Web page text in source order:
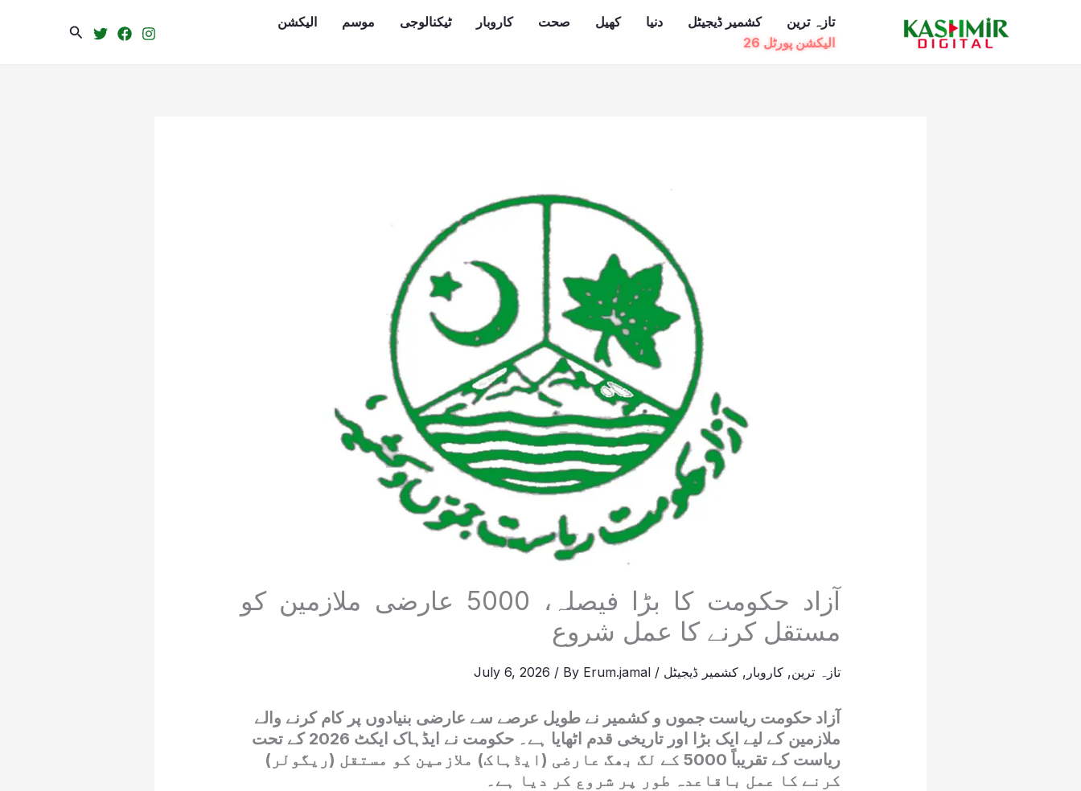
تازہ ترین کشمیر ڈیجیٹل دنیا کھیل صحت کاروبار ٹیکنالوجی موسم
الیکشن
الیکشن پورٹل 26
Search
آزاد حکومت کا بڑا فیصلہ، 5000 عارضی ملازمین کو
مستقل کرنے کا عمل شروع
تازہ ترین, کاروبار , کشمیر ڈیجیٹل /
July 6, 2026 / By Erum.jamal
آزاد حکومت ریاست جموں و کشمیر نے طویل عرصے سے عارضی بنیادوں پر کام کرنے والے
ملازمین کے لیے ایک بڑا اور تاریخی قدم اٹھایا ہے۔ حکومت نے ایڈہاک ایکٹ 2026 کے تحت
ریاست کے تقریباً 5000 کے لگ بھگ عارضی (ایڈہاک) ملازمین کو مستقل (ریگولر)
کرنے کا عمل باقاعدہ طور پر شروع کر دیا ہے۔